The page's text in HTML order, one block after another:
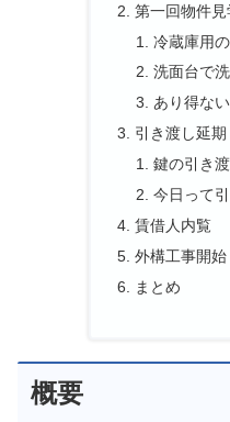
第一回物件見
冷蔵庫用
洗面台で
あり得な
引き渡し延期
鍵の引き
今日って
賃借人内覧
外構工事開始
まとめ
概要